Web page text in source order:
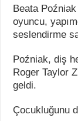
Beata
oyuncu,
seslendirme
Poźniak, diş
Roger Taylor
geldi.
Çocukluğunu